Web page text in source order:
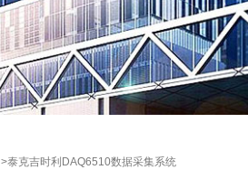
>泰克吉时利DAQ6510数据采集系统